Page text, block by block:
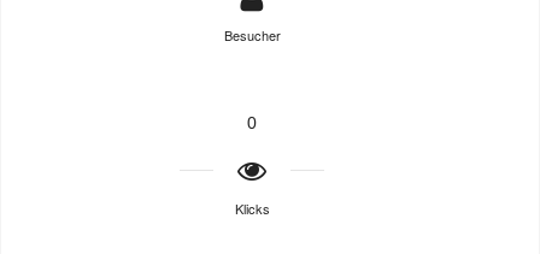
Besucher
0
Klicks